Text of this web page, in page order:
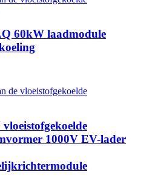
60kW laadmodule
1000V EV-lader